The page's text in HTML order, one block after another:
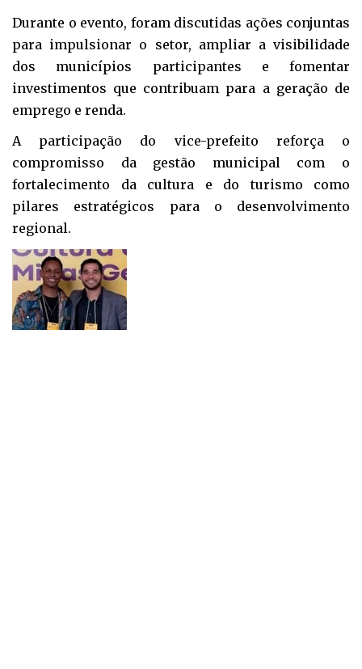
Durante o evento, foram discutidas ações conjuntas
para impulsionar o setor, ampliar a visibilidade
dos municípios participantes e fomentar
investimentos que contribuam para a geração de
emprego e renda.
A participação do vice-prefeito reforça o
compromisso da gestão municipal com o
fortalecimento da cultura e do turismo como
pilares estratégicos para o desenvolvimento
regional.